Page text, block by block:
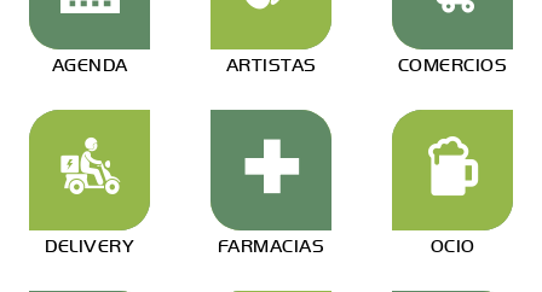
AGENDA ARTISTAS COMERCIOS
DELIVERY FARMACIAS OCIO